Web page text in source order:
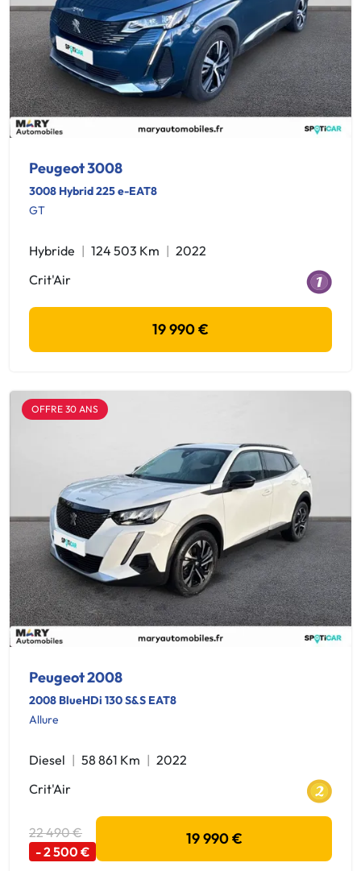
Peugeot 3008
3008 Hybrid 225 e-EAT8
GT
Hybride 124 503 Km
2022
Crit'Air
19 990 €
OFFRE 30 ANS
Peugeot 2008
2008 BlueHDi 130 S&S EAT8
Allure
Diesel 58 861 Km
2022
Crit'Air
22 490 €
- 2 500 €
19 990 €